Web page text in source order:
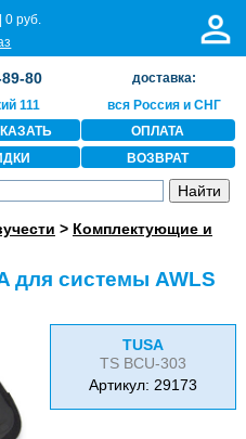
0 руб.
80
111
доставка:
вся Россия и СНГ
ОПЛАТА
ВОЗВРАТ
> Комплектующие и
для системы AWLS
TUSA
TS BCU-303
Артикул: 29173